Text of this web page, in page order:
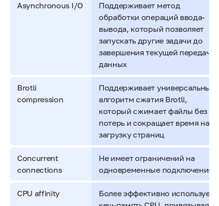
Asynchronous I/O
Поддерживает метод
обработки операций ввода-
вывода, который позволяет
запускать другие задачи до
завершения текущей передачи
данных
Brotli
compression
Поддерживает универсальный
алгоритм сжатия Brotli,
который сжимает файлы без
потерь и сокращает время на
загрузку страниц
Concurrent
connections
Не имеет ограничений на
одновременные подключения
CPU affinity
Более эффективно использует